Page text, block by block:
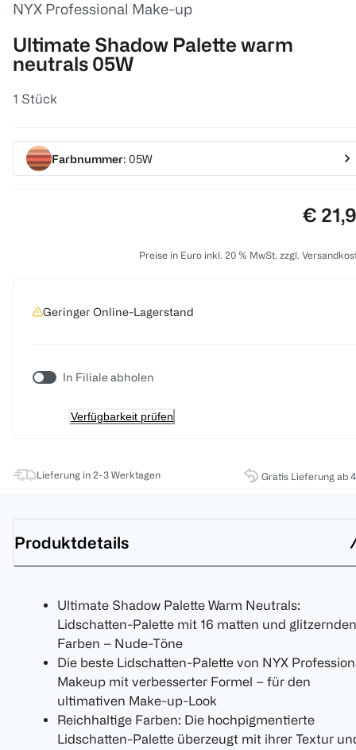
NYX Professional Make-up
Ultimate Shadow Palette warm
neutrals 05W
1 Stück
Farbnummer: 05W
Preis:
€
Preise in Euro inkl. 20 % MwSt. zzgl.
Geringer Online-Lagerstand
In Filiale abholen
Verfügbarkeit prüfen
Lieferung in 2-3 Werktagen Gratis Lieferung ab
Produktdetails
Ultimate Shadow Palette Warm Neutrals:
Lidschatten-Palette mit 16 matten und glitzernden
Farben – Nude-Töne
Die beste Lidschatten-Palette von NYX
Makeup mit verbesserter Formel – für den
ultimativen Make-up-Look
Reichhaltige Farben: Die hochpigmentierte
Lidschatten-Palette überzeugt mit ihrer Textur